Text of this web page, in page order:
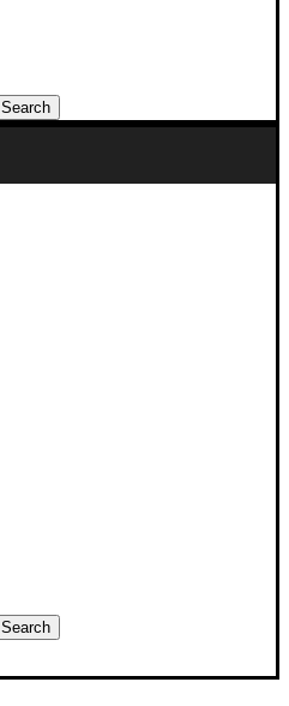
Search
Search